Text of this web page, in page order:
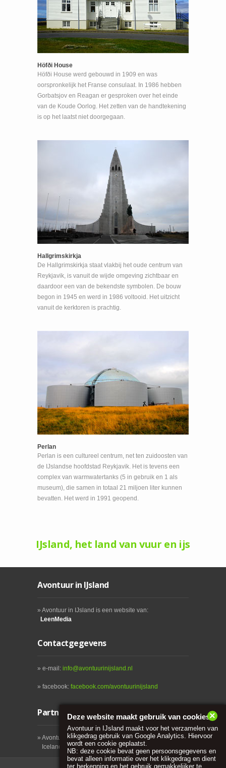
Höfði House
Höfði House werd gebouwd in 1909 en was
oorspronkelijk het Franse consulaat. In 1986 hebben
Gorbatsjov en Reagan er gesproken over het einde
van de Koude Oorlog. Het zetten van de handtekening
is op het laatst niet doorgegaan.
Hallgrimskirkja
De Hallgrimskirkja staat vlakbij het oude centrum van
Reykjavik, is vanuit de wijde omgeving zichtbaar en
daardoor een van de bekendste symbolen. De bouw
begon in 1945 en werd in 1986 voltooid. Het uitzicht
vanuit de kerktoren is prachtig.
Perlan
Perlan is een cultureel centrum, net ten zuidoosten van
de IJslandse hoofdstad Reykjavik. Het is tevens een
complex van warmwatertanks (5 in gebruik en 1 als
museum), die samen in totaal 21 miljoen liter kunnen
bevatten. Het werd in 1991 geopend.
IJsland, het land van vuur en ijs
Avontuur in IJsland
» Avontuur in IJsland is een website van:
LeenMedia
Contactgegevens
» e-mail: info@avontuurinijsland.nl
» facebook: facebook.com/avontuurinijsland
Partners:
» Avontuur in IJsland werkt o.a. samen met:
Icelandair.
Deze website maakt gebruik van cookies
Avontuur in IJsland maakt voor het verzamelen van
klikgedrag gebruik van Google Analytics. Hiervoor
wordt een cookie geplaatst.
NB: deze cookie bevat geen persoonsgegevens en
bevat alleen informatie over het klikgedrag en dient
ter herkenning en het gebruik gemakkelijker te
×